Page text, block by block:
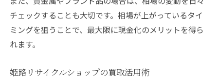
チェックすることも大切です。相場が上がっているタイ
ミングを狙うことで、最大限に現金化のメリットを得ら
れます。
姫路リサイクルショップの買取活用術